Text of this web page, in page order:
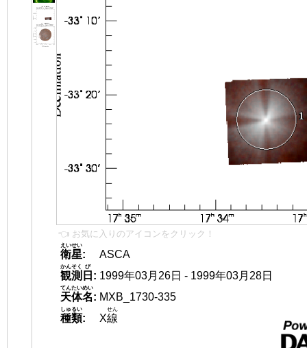
👈 お気に入りのアイコンをクリック！
衛星
えいせい
:
ASCA
観測
かんそく
日
び
: 1999年03月26日 - 1999年03月28日
天体名
てんたいめい
: MXB_1730-335
種類
しゅるい
: X線
せん